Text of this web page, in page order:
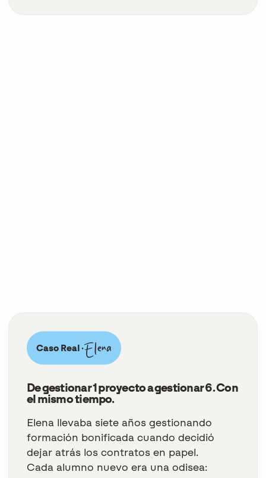
Caso Real ·Elena
De gestionar 1 proyecto a gestionar 6. Con
el mismo tiempo.
Elena llevaba siete años gestionando
formación bonificada cuando decidió
dejar atrás los contratos en papel.
Cada alumno nuevo era una odisea: